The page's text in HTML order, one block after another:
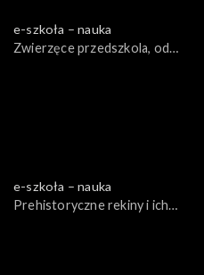
e-szkoła – nauka
Zwierzęce przedszkola, odc.
e-szkoła – nauka
Prehistoryczne rekiny i ich